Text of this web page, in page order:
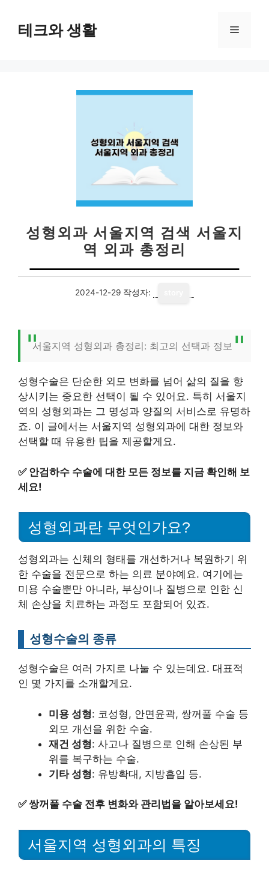
테크와 생활 메
성형외과 서울지역 검색 서울지
역 외과 총정리
2024-12-29 작성자:
서울지역 성형외과 총정리: 최고의 선택과 정보
성형수술은 단순한 외모 변화를 넘어 삶의 질을 향
상시키는 중요한 선택이 될 수 있어요. 특히 서울지
역의 성형외과는 그 명성과 양질의 서비스로 유명하
죠. 이 글에서는 서울지역 성형외과에 대한 정보와
선택할 때 유용한 팁을 제공할게요.
✅ 안검하수 수술에 대한 모든 정보를 지금 확인해 보
세요!
성형외과란 무엇인가요?
성형외과는 신체의 형태를 개선하거나 복원하기 위
한 수술을 전문으로 하는 의료 분야예요. 여기에는
미용 수술뿐만 아니라, 부상이나 질병으로 인한 신
체 손상을 치료하는 과정도 포함되어 있죠.
성형수술의 종류
성형수술은 여러 가지로 나눌 수 있는데요. 대표적
인 몇 가지를 소개할게요.
미용 성형: 코성형, 안면윤곽, 쌍꺼풀 수술 등
외모 개선을 위한 수술.
재건 성형: 사고나 질병으로 인해 손상된 부
위를 복구하는 수술.
기타 성형: 유방확대, 지방흡입 등.
✅ 쌍꺼풀 수술 전후 변화와 관리법을 알아보세요!
서울지역 성형외과의 특징